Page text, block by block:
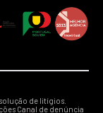
de litígios.
Canal de denúncia